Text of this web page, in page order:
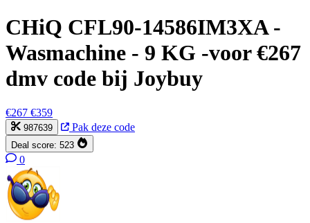
CHiQ CFL90-14586IM3XA -
Wasmachine - 9 KG -voor €267
dmv code bij Joybuy
€267 €359
987639 Pak deze code
Deal score: 523
0